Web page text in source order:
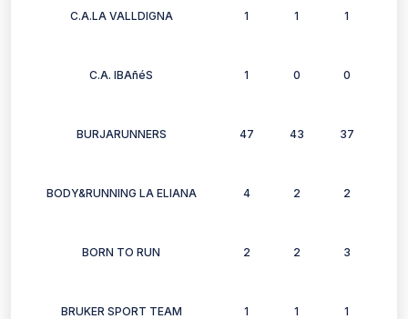
C.A.LA VALLDIGNA 1 1 1
C.A. IBAñéS 1 0 0
BURJARUNNERS 47 43 37
BODY&RUNNING LA ELIANA 4 2 2
BORN TO RUN 2 2 3
BRUKER SPORT TEAM 1 1 1